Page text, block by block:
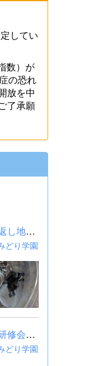
してい
数）が
の恐れ
放を中
了承願
夏休みもいよいよ折り返し地点！
どり学園
【新着情報】公開校内研修会のご案内
どり学園